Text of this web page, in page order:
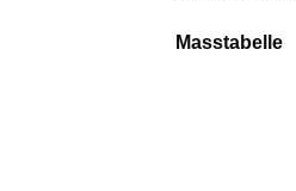
Masstabelle